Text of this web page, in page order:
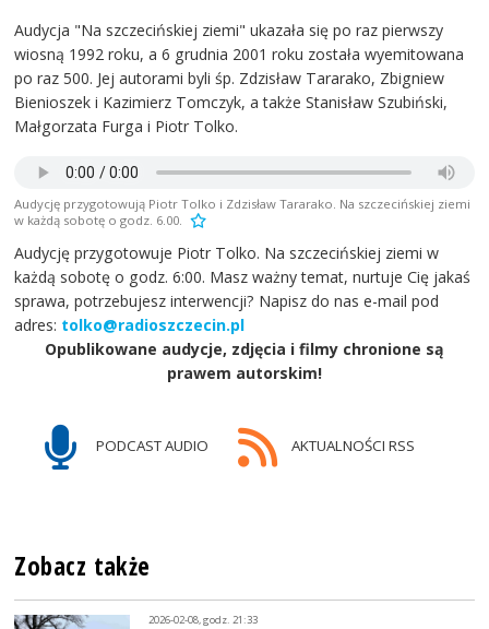
Audycja "Na szczecińskiej ziemi" ukazała się po raz pierwszy
wiosną 1992 roku, a 6 grudnia 2001 roku została wyemitowana
po raz 500. Jej autorami byli śp. Zdzisław Tararako, Zbigniew
Bienioszek i Kazimierz Tomczyk, a także Stanisław Szubiński,
Małgorzata Furga i Piotr Tolko.
Audycję przygotowują Piotr Tolko i Zdzisław Tararako. Na szczecińskiej ziemi
w każdą sobotę o godz. 6.00.
Audycję przygotowuje Piotr Tolko. Na szczecińskiej ziemi w
każdą sobotę o godz. 6:00. Masz ważny temat, nurtuje Cię jakaś
sprawa, potrzebujesz interwencji? Napisz do nas e-mail pod
adres: tolko@radioszczecin.pl
Opublikowane audycje, zdjęcia i filmy chronione są
prawem autorskim!
PODCAST AUDIO AKTUALNOŚCI RSS
Zobacz także
2026-02-08, godz. 21:33